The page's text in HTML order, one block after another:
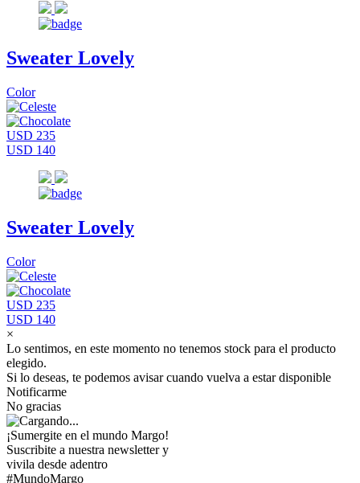
Sweater Lovely
Color
USD 235
USD 140
Sweater Lovely
Color
USD 235
USD 140
×
Lo sentimos, en este momento no tenemos stock para el producto
elegido.
Si lo deseas, te podemos avisar cuando vuelva a estar disponible
Notificarme
No gracias
¡Sumergite en el mundo Margo!
Suscribite a nuestra newsletter y
vivila desde adentro
#MundoMargo